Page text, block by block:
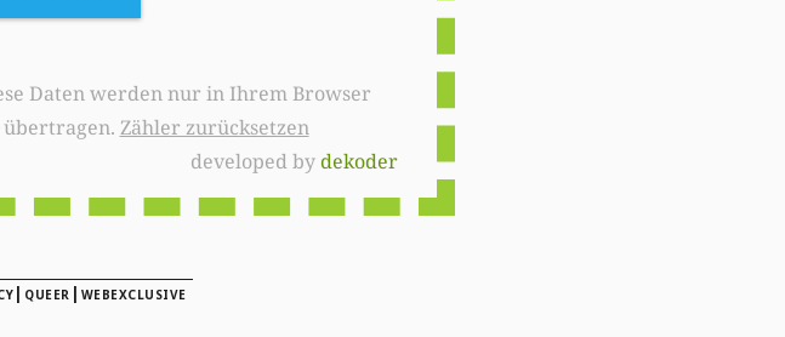
Zähler zurücksetzen
developed bydekoder
| QUEER | WEBEXCLUSIVE